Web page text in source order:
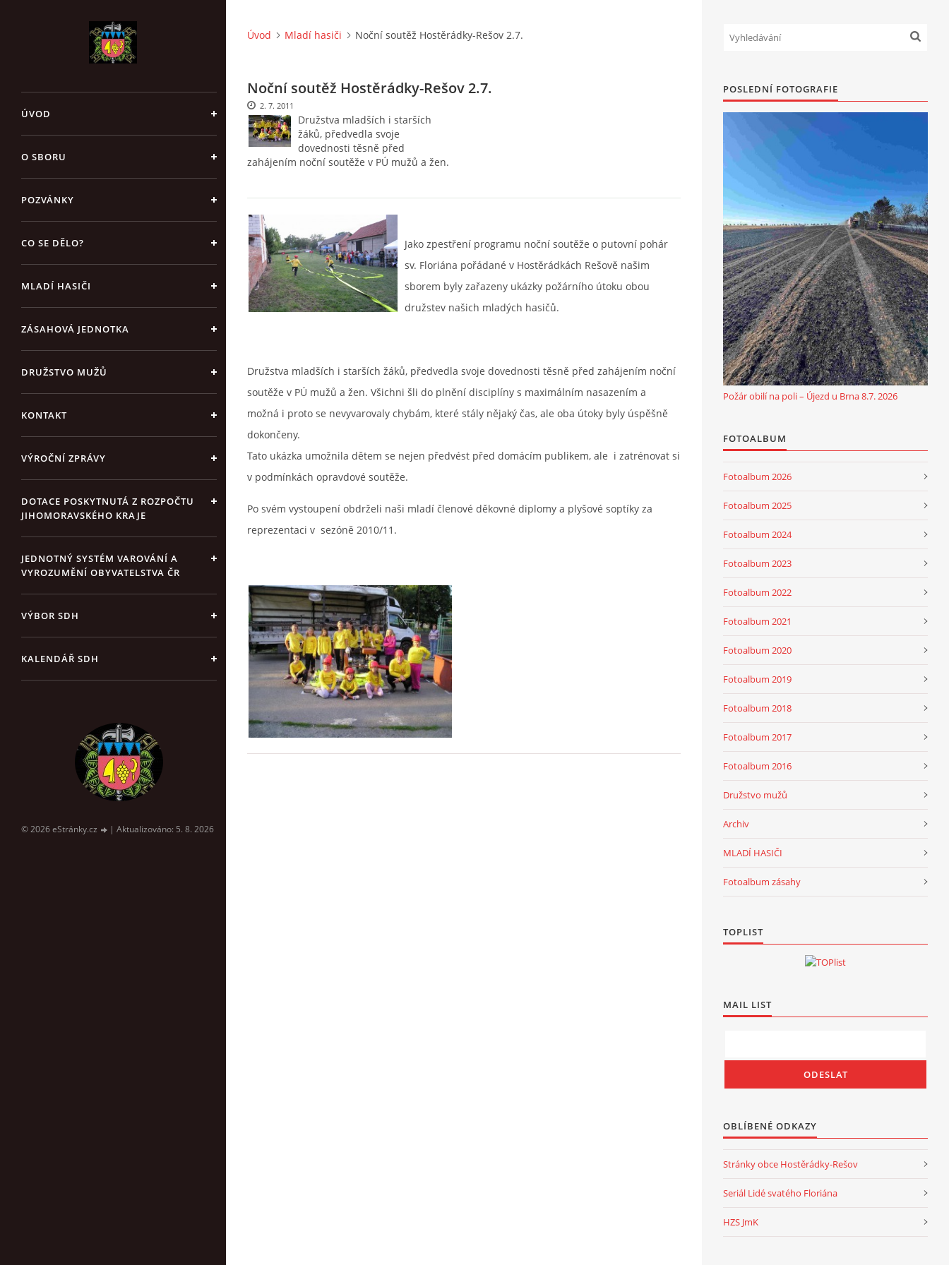
ÚVOD
O SBORU
POZVÁNKY
CO SE DĚLO?
MLADÍ HASIČI
ZÁSAHOVÁ JEDNOTKA
DRUŽSTVO MUŽŮ
KONTAKT
VÝROČNÍ ZPRÁVY
DOTACE POSKYTNUTÁ Z ROZPOČTU
JIHOMORAVSKÉHO KRAJE
JEDNOTNÝ SYSTÉM VAROVÁNÍ A
VYROZUMĚNÍ OBYVATELSTVA ČR
VÝBOR SDH
KALENDÁŘ SDH
© 2026 eStránky.cz | Aktualizováno: 5. 8. 2026
Úvod Mladí hasiči Noční soutěž Hostěrádky-Rešov 2.7.
Noční soutěž Hostěrádky-Rešov 2.7.
Družstva mladších i starších
žáků, předvedla svoje
dovednosti těsně před
zahájením noční soutěže v PÚ mužů a žen.
2. 7. 2011
Jako zpestření programu noční soutěže o putovní pohár
sv. Floriána pořádané v Hostěrádkách Rešově našim
sborem byly zařazeny ukázky požárního útoku obou
družstev našich mladých hasičů.
Družstva mladších i starších žáků, předvedla svoje dovednosti těsně před zahájením noční
soutěže v PÚ mužů a žen. Všichni šli do plnění disciplíny s maximálním nasazením a
možná i proto se nevyvarovaly chybám, které stály nějaký čas, ale oba útoky byly úspěšně
dokončeny.
Tato ukázka umožnila dětem se nejen předvést před domácím publikem, ale i zatrénovat si
v podmínkách opravdové soutěže.
Po svém vystoupení obdrželi naši mladí členové děkovné diplomy a plyšové soptíky za
reprezentaci v sezóně 2010/11.
POSLEDNÍ FOTOGRAFIE
Požár obilí na poli – Újezd u Brna 8.7. 2026
FOTOALBUM
Fotoalbum 2026
Fotoalbum 2025
Fotoalbum 2024
Fotoalbum 2023
Fotoalbum 2022
Fotoalbum 2021
Fotoalbum 2020
Fotoalbum 2019
Fotoalbum 2018
Fotoalbum 2017
Fotoalbum 2016
Družstvo mužů
Archiv
MLADÍ HASIČI
Fotoalbum zásahy
TOPLIST
MAIL LIST
OBLÍBENÉ ODKAZY
Stránky obce Hostěrádky-Rešov
Seriál Lidé svatého Floriána
HZS JmK